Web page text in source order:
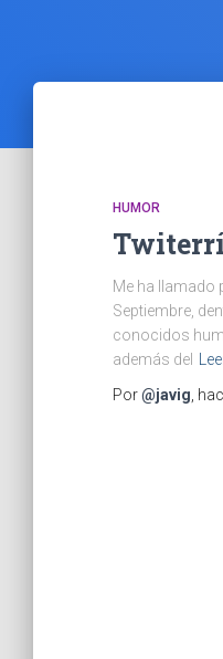
HUMOR
Me ha llamado
Septiembre,
conocidos
además del
Por@javig ,